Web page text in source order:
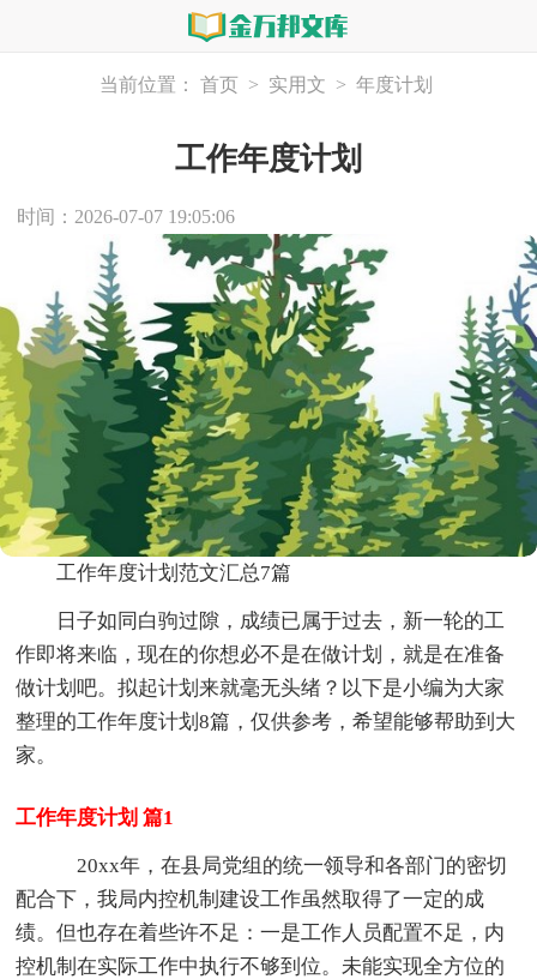
当前位置： 首页 > 实用文 > 年度计划
工作年度计划
时间：2026-07-07 19:05:06
工作年度计划范文汇总7篇
日子如同白驹过隙，成绩已属于过去，新一轮的工
作即将来临，现在的你想必不是在做计划，就是在准备
做计划吧。拟起计划来就毫无头绪？以下是小编为大家
整理的工作年度计划8篇，仅供参考，希望能够帮助到大
家。
工作年度计划 篇1
20xx年，在县局党组的统一领导和各部门的密切
配合下，我局内控机制建设工作虽然取得了一定的成
绩。但也存在着些许不足：一是工作人员配置不足，内
控机制在实际工作中执行不够到位。未能实现全方位的